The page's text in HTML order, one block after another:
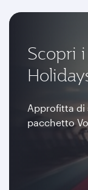
Scopri
Approfitta di
pacchetto